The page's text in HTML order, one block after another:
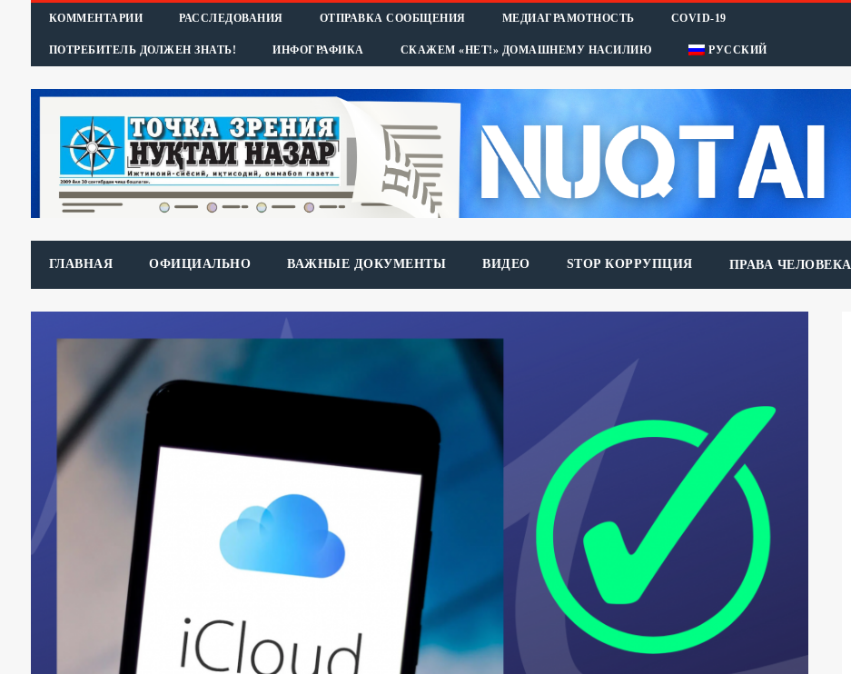
КОММЕНТАРИИ РАССЛЕДОВАНИЯ ОТПРАВКА СООБЩЕНИЯ МЕДИАГРАМОТНОСТЬ COVID-19
ПОТРЕБИТЕЛЬ ДОЛЖЕН ЗНАТЬ! ИНФОГРАФИКА СКАЖЕМ «НЕТ!» ДОМАШНЕМУ НАСИЛИЮ РУССКИЙ
ГЛАВНАЯ ОФИЦИАЛЬНО ВАЖНЫЕ ДОКУМЕНТЫ ВИДЕО STOP КОРРУПЦИЯ ПРАВА ЧЕЛОВЕКА